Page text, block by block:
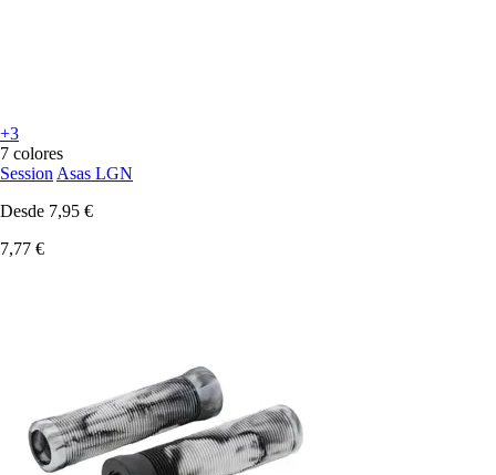
+3
7 colores
Session Asas LGN
Desde 7,95 €
7,77 €